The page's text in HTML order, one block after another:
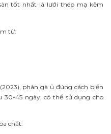
tốt nhất là lưới thép mạ kẽm
từ:
phân gà ủ đúng cách biến
30-45 ngày, có thể sử dụng cho
chất: